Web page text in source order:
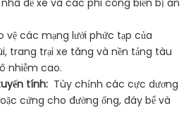
để xe và các phi công biển bị ăn
vệ các mạng lưới phức tạp của
trang trại xe tăng và nền tảng tàu
nhiễm cao.
tính: Tùy chỉnh các cực dương
cứng cho đường ống, đáy bể và